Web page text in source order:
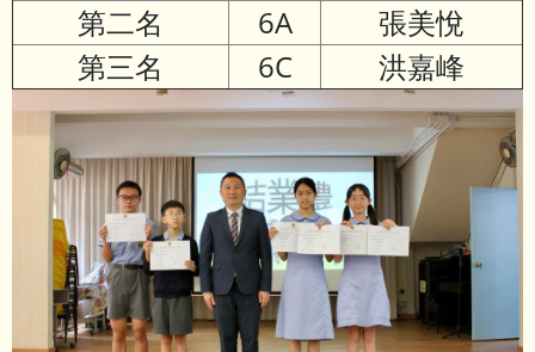
第二名
6A
張美悅
第三名
6C 洪嘉峰